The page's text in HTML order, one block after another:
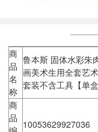
商
品
名
称
鲁本斯 固体水彩朱
画美术生用全套艺
套装不含工具【单
商
品
10053629927036